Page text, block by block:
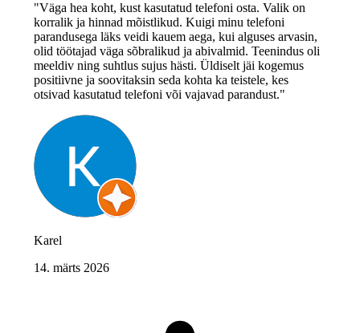
"Väga hea koht, kust kasutatud telefoni osta. Valik on
korralik ja hinnad mõistlikud. Kuigi minu telefoni
parandusega läks veidi kauem aega, kui alguses arvasin,
olid töötajad väga sõbralikud ja abivalmid. Teenindus oli
meeldiv ning suhtlus sujus hästi. Üldiselt jäi kogemus
positiivne ja soovitaksin seda kohta ka teistele, kes
otsivad kasutatud telefoni või vajavad parandust."
Karel
14. märts 2026